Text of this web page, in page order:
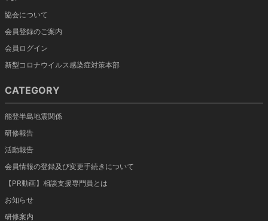
協会について
会員登録のご案内
会員ログイン
新型コロナウイルス感染症対策本部
CATEGORY
能登半島地震関係
研修報告
活動報告
会員情報の登録及び変更手続きについて
【PR動画】相談支援専門員とは
お知らせ
研修案内